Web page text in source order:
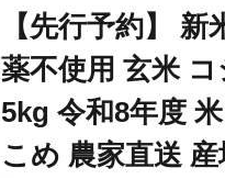
【先行予約】
薬不使用 玄米
5kg 令和8年度
こめ 農家直送